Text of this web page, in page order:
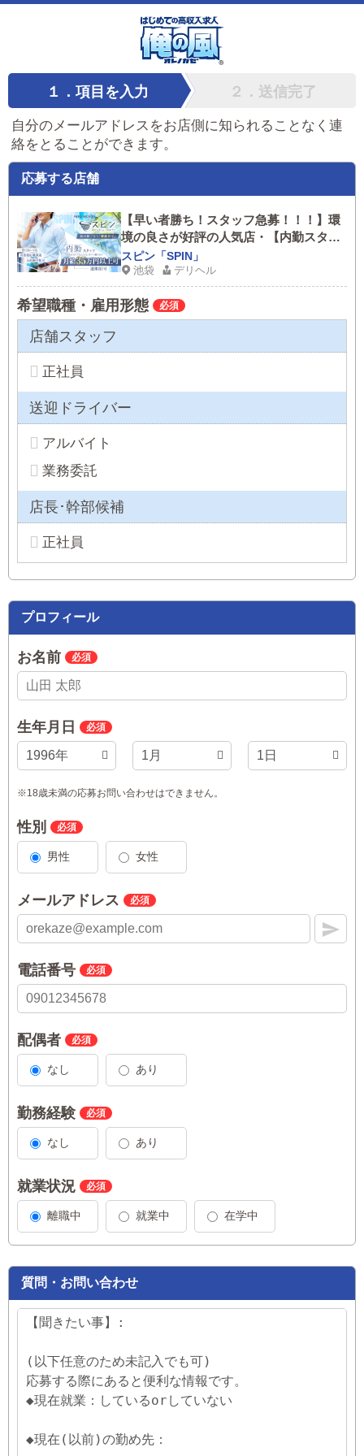
１．項目を入力 ２．送信完了
自分のメールアドレスをお店側に知られることなく連
絡をとることができます。
応募する店舗
【早い者勝ち！スタッフ急募！！！】環
境の良さが好評の人気店・【内勤スタッ
フ】【送迎ドライバー時給1,600円、週1
日・2日の方でも大歓迎。】未経験OK！
研修期間があるのでご安心ください。20
代、30代大歓迎！
スピン「SPIN」
池袋 デリヘル
希望職種・雇用形態
店舗スタッフ
正社員
送迎ドライバー
アルバイト
業務委託
店長･幹部候補
正社員
プロフィール
お名前
生年月日
※18歳未満の応募お問い合わせはできません。
性別
男性 女性
メールアドレス
電話番号
配偶者
なし あり
勤務経験
なし あり
就業状況
離職中 就業中 在学中
質問・お問い合わせ